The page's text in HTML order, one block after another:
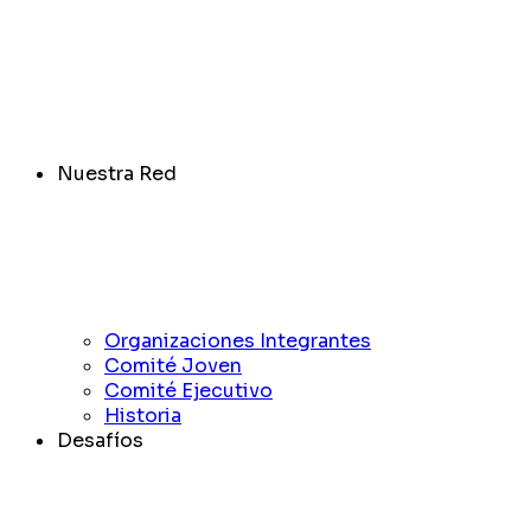
Nuestra Red
Organizaciones Integrantes
Comité Joven
Comité Ejecutivo
Historia
Desafíos